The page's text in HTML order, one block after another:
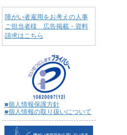
障がい者雇用をお考えの人事
ご担当者様 広告掲載・資料
請求はこちら
■個人情報保護方針
■個人情報の取り扱いについて